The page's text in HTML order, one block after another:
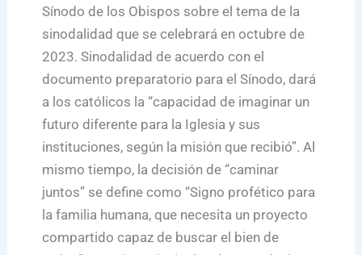
Sínodo de los Obispos sobre el tema de la
sinodalidad que se celebrará en octubre de
2023. Sinodalidad de acuerdo con el
documento preparatorio para el Sínodo, dará
a los católicos la “capacidad de imaginar un
futuro diferente para la Iglesia y sus
instituciones, según la misión que recibió”. Al
mismo tiempo, la decisión de “caminar
juntos” se define como “Signo profético para
la familia humana, que necesita un proyecto
compartido capaz de buscar el bien de